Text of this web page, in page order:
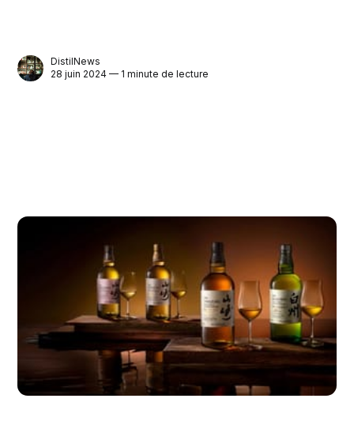
DistilNews
28 juin 2024 — 1 minute de lecture